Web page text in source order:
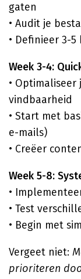
gaten
• Audit je
• Definieer 3-
Week 3-4:
•
vindbaarheid
• Start met
e-mails)
• Creëer
Week 5-8:
•
• Test
• Begin met
Vergeet niet:
prioriteren